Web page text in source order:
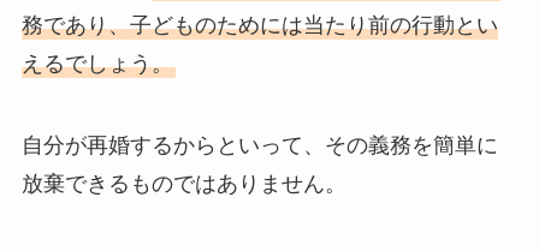
務であり、子どものためには当たり前の行動とい
えるでしょう。
自分が再婚するからといって、その義務を簡単に
放棄できるものではありません。